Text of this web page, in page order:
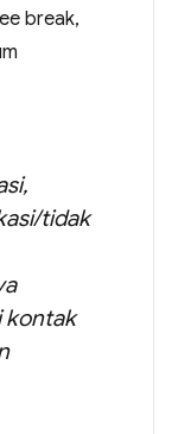
break,
tidak
kontak